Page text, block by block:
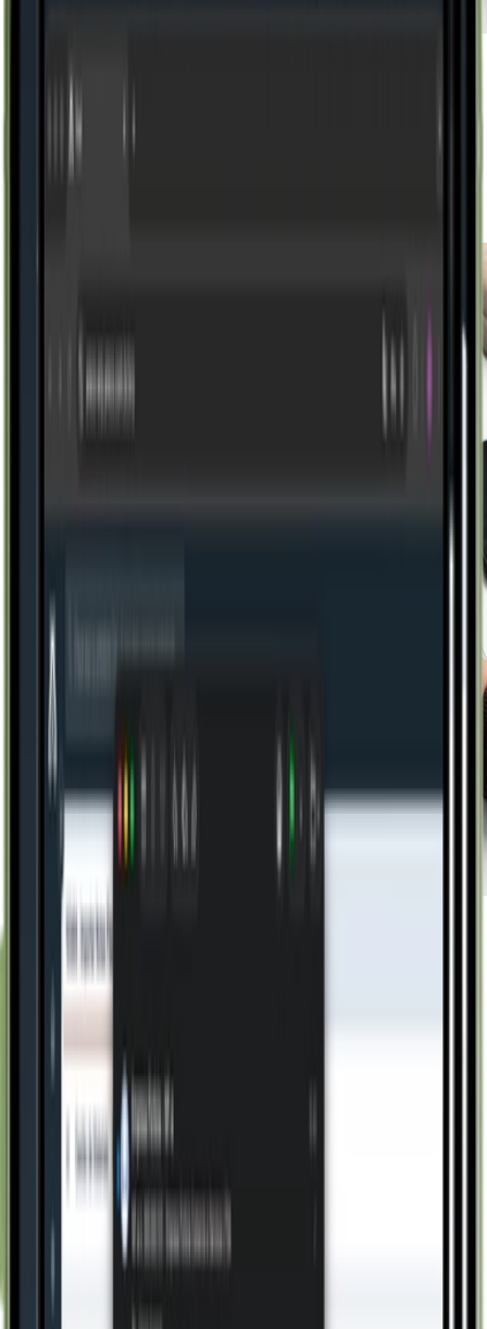
o documento, exibe número, emissor, status, valores,
valida ordem de compra e aguarda o aceite do usuário.
A análise acontece antes da escrituração. Cada etapa do
processo é registrada em logs de operação com
Fale com um especialista
O Receptor
enviados por fornecedores via e-mail. Ambos validados,
armazenados e prontos para escrituração.
O sistema consulta periodicamente os documentos
fiscais, importa os XMLs e valida a chave de acesso e o
certificado digital. Sem captura manual, sem download
correspondente. O processo de recebimento de